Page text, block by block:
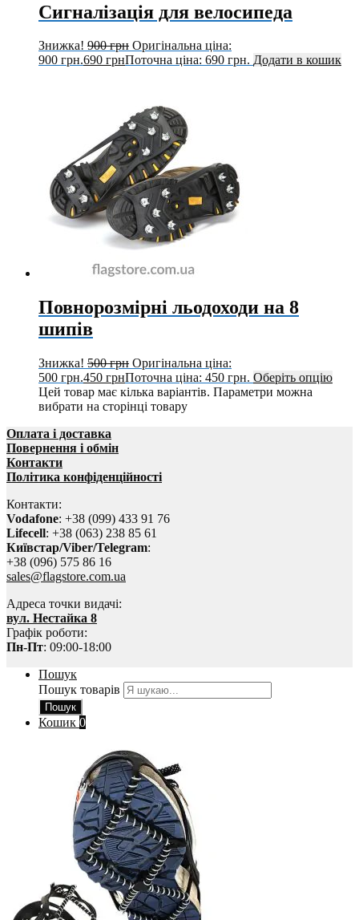
Сигналізація для велосипеда
Знижка! 900грн Оригінальна ціна:
900 грн.690 грнПоточна ціна: 690 грн. Додати в кошик
Повнорозмірні льодоходи на 8
шипів
Знижка! 500грн Оригінальна ціна:
500 грн.450 грнПоточна ціна: 450 грн. Оберіть опцію
Цей товар має кілька варіантів. Параметри можна
вибрати на сторінці товару
Оплата і доставка
Повернення і обмін
Контакти
Політика конфіденційності
Контакти:
Vodafone: +38 (099) 433 91 76
Lifecell: +38 (063) 238 85 61
Київстар/Viber/Telegram:
+38 (096) 575 86 16
sales@flagstore.com.ua
Адреса точки видачі:
вул. Нестайка 8
Графік роботи:
Пн-Пт: 09:00-18:00
Пошук
Пошук товарів
Пошук
Кошик 0